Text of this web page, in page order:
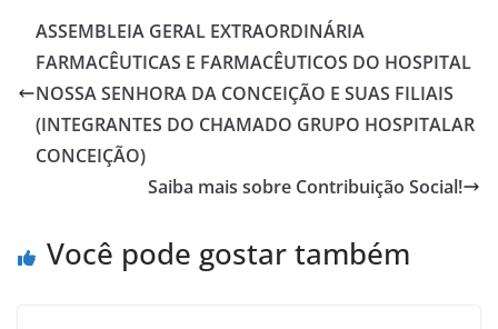
b
o
o
k
er e
ASSEMBLEIA GERAL EXTRAORDINÁRIA
FARMACÊUTICAS E FARMACÊUTICOS DO HOSPITAL
NOSSA SENHORA DA CONCEIÇÃO E SUAS FILIAIS
(INTEGRANTES DO CHAMADO GRUPO HOSPITALAR
CONCEIÇÃO)
Saiba mais sobre Contribuição Social!
Você pode gostar também